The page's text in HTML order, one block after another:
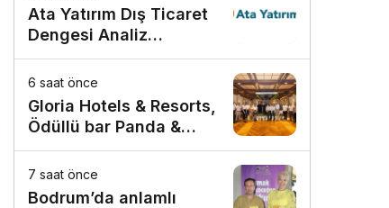
Ata Yatırım Dış Ticaret
Dengesi Analiz
Raporunu Yayımladı
6 saat önce
Gloria Hotels & Resorts,
Ödüllü bar Panda &
Sons ile unutulmaz bir
Miksoloji Gecesine İmza
Attı
7 saat önce
Bodrum’da anlamlı